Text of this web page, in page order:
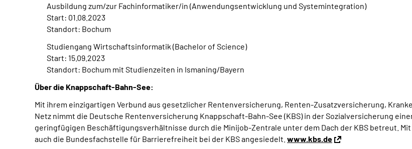
Ausbildung zum/zur Fachinformatiker/in (Anwendungsentwicklung und Systemintegration)
Start: 01.08.2023
Standort: Bochum
Studiengang Wirtschaftsinformatik (Bachelor of Science)
Start: 15.09.2023
Standort: Bochum mit Studienzeiten in Ismaning/Bayern
Über die Knappschaft-Bahn-See:
Mit ihrem einzigartigen Verbund aus gesetzlicher Rentenversicherung, Renten-Zusatzversicherung,
Netz nimmt die Deutsche Rentenversicherung Knappschaft-Bahn-See (KBS) in der Sozialversicherung
geringfügigen Beschäftigungsverhältnisse durch die Minijob-Zentrale unter dem Dach der KBS betreut.
auch die Bundesfachstelle für Barrierefreiheit bei der KBS angesiedelt. www.kbs.de